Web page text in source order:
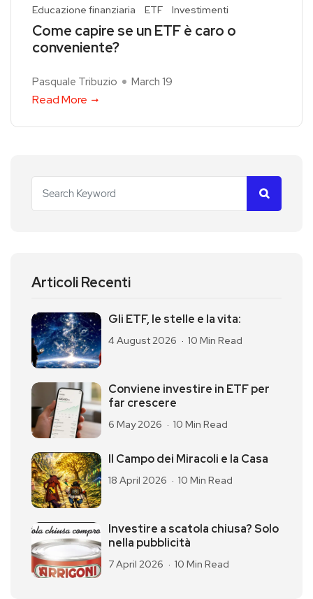
Educazione finanziaria ETF Investimenti
Come capire se un ETF è caro o
conveniente?
Pasquale Tribuzio March 19
Read More
Articoli Recenti
Gli ETF, le stelle e la vita:
4 August 2026 10 Min Read
Conviene investire in ETF per
far crescere
6 May 2026 10 Min Read
Il Campo dei Miracoli e la Casa
18 April 2026 10 Min Read
Investire a scatola chiusa? Solo
nella pubblicità
7 April 2026 10 Min Read